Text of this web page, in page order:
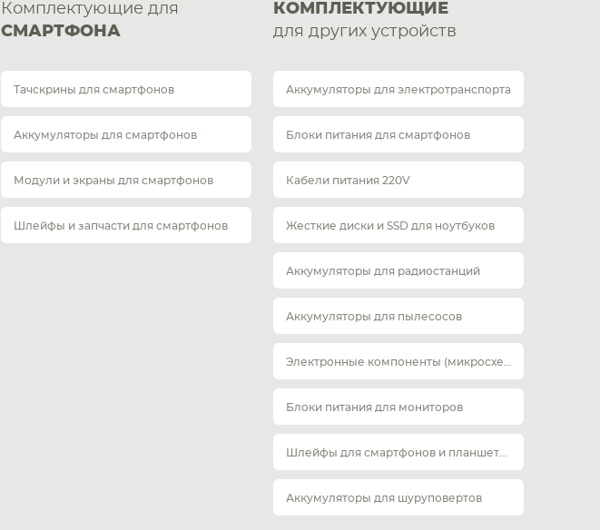
Комплектующие для
СМАРТФОНА
Тачскрины для смартфонов
Аккумуляторы для смартфонов
Модули и экраны для смартфонов
Шлейфы и запчасти для смартфонов
КОМПЛЕКТУЮЩИЕ
для других устройств
Аккумуляторы для электротранспорта
Блоки питания для смартфонов
Кабели питания 220V
Жесткие диски и SSD для ноутбуков
Аккумуляторы для радиостанций
Аккумуляторы для пылесосов
Блоки питания для мониторов
Аккумуляторы для шуруповертов